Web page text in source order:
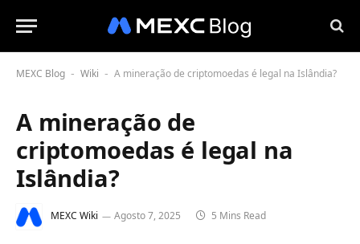
MEXC Blog - Wiki - A mineração de criptomoedas é legal na Islândia?
A mineração de
criptomoedas é legal na
Islândia?
MEXC Wiki Agosto 7, 2025 5 Mins Read